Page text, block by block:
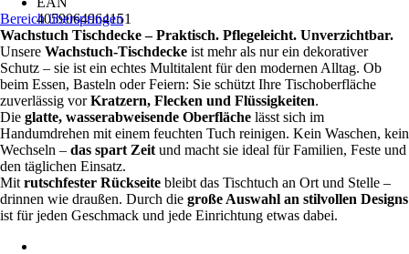
4059064964151
Bereich überspringen
Wachstuch Tischdecke – Praktisch. Pflegeleicht. Unverzichtbar.
Unsere Wachstuch-Tischdecke ist mehr als nur ein dekorativer
Schutz – sie ist ein echtes Multitalent für den modernen Alltag. Ob
beim Essen, Basteln oder Feiern: Sie schützt Ihre Tischoberfläche
zuverlässig vorKratzern, Flecken und Flüssigkeiten.
Die glatte, wasserabweisende Oberfläche lässt sich im
Handumdrehen mit einem feuchten Tuch reinigen. Kein Waschen, kein
Wechseln – das spart Zeit und macht sie ideal für Familien, Feste und
den täglichen Einsatz.
Mit rutschfester Rückseite bleibt das Tischtuch an Ort und Stelle –
drinnen wie draußen. Durch die große Auswahl an stilvollen Designs
ist für jeden Geschmack und jede Einrichtung etwas dabei.